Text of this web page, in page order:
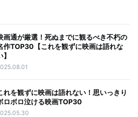
画通が厳選！死ぬまでに観るべき不朽の
作TOP30【これを観ずに映画は語れな
】
れを観ずに映画は語れない！思いっきり
ロボロ泣ける映画TOP30